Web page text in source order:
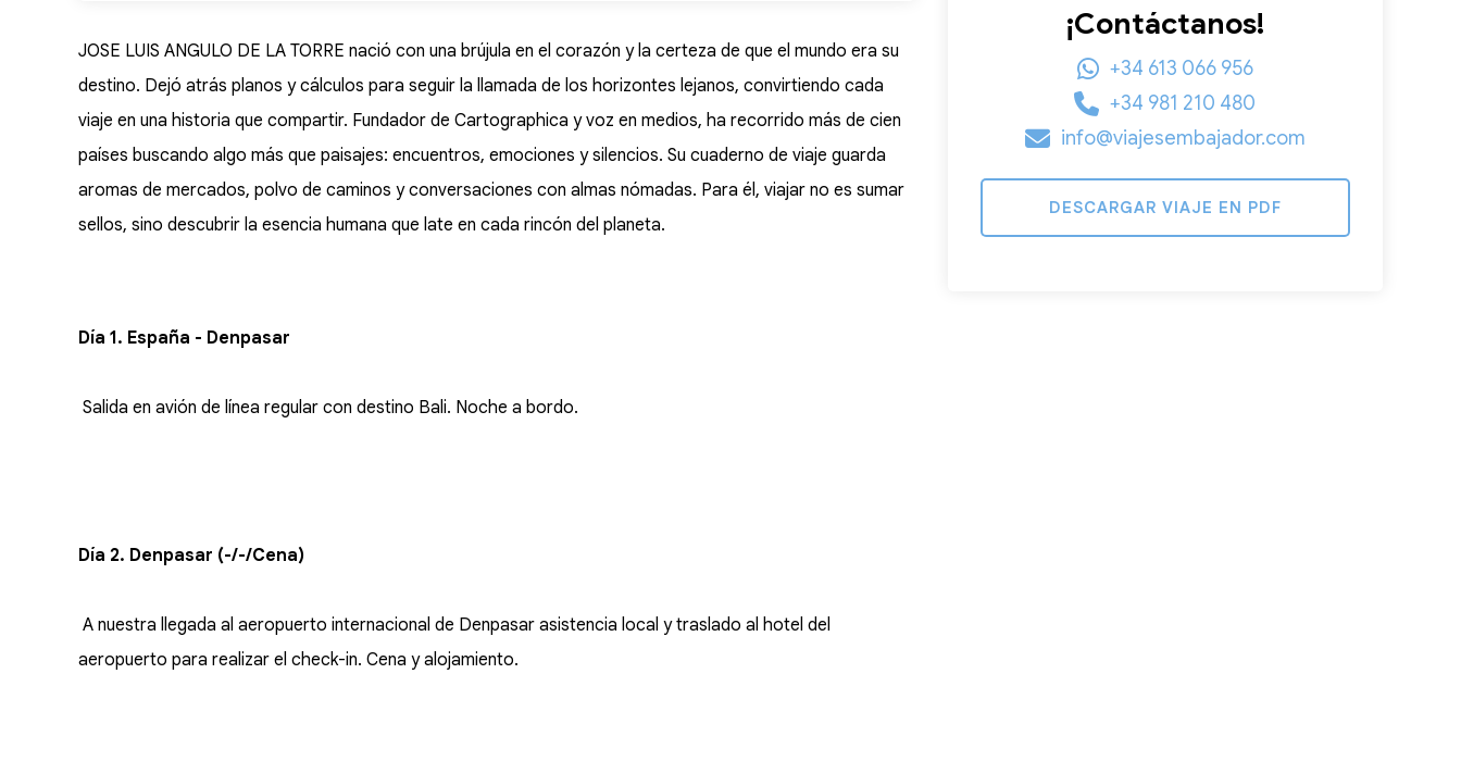
JOSE LUIS ANGULO DE LA TORRE nació con una brújula en el corazón y la certeza de que el mundo era su
destino. Dejó atrás planos y cálculos para seguir la llamada de los horizontes lejanos, convirtiendo cada
viaje en una historia que compartir. Fundador de Cartographica y voz en medios, ha recorrido más de cien
países buscando algo más que paisajes: encuentros, emociones y silencios. Su cuaderno de viaje guarda
aromas de mercados, polvo de caminos y conversaciones con almas nómadas. Para él, viajar no es sumar
sellos, sino descubrir la esencia humana que late en cada rincón del planeta.
Día 1. España - Denpasar
Salida en avión de línea regular con destino Bali. Noche a bordo.
Día 2. Denpasar (-/-/Cena)
A nuestra llegada al aeropuerto internacional de Denpasar asistencia local y traslado al hotel del
aeropuerto para realizar el check-in. Cena y alojamiento.
¡Contáctanos!
+34 613 066 956
+34 981 210 480
info@viajesembajador.com
DESCARGAR VIAJE EN PDF